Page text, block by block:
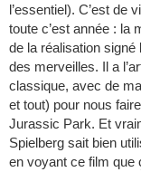
l’essentiel). C’est de
toute c’est année : la
de la réalisation
des merveilles. Il a
classique, avec de
et tout) pour nous
Jurassic Park. Et
Spielberg sait bien
en voyant ce film que